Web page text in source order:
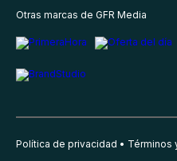
Otras marcas de GFR Media
Política de privacidad Términos